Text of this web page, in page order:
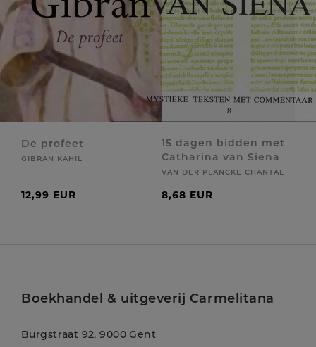
De profeet
GIBRAN KAHIL
12,99 EUR
15 dagen bidden met
Catharina van Siena
VAN DER PLANCKE CHANTAL
8,68 EUR
Boekhandel & uitgeverij Carmelitana
Burgstraat 92, 9000 Gent